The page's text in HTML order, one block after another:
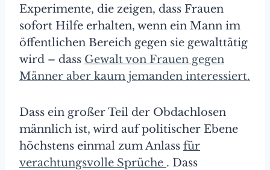
Experimente, die zeigen, dass Frauen
sofort Hilfe erhalten, wenn ein Mann im
öffentlichen Bereich gegen sie gewalttätig
wird – dass Gewalt von Frauen gegen
Männer aber kaum jemanden interessiert.
Dass ein großer Teil der Obdachlosen
männlich ist, wird auf politischer Ebene
höchstens einmal zum Anlass für
verachtungsvolle Sprüche . Dass